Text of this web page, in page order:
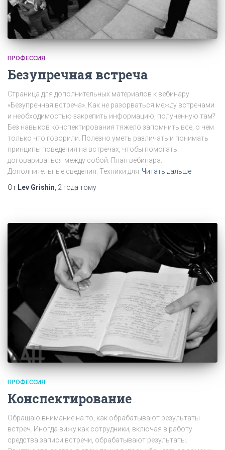
ПРОФЕССИЯ
Безупречная встреча
Страница для дополнительных материалов к вебинару
«Безупречная встреча». Как не разорваться между встречами
и необходимостью закрепить информацию, полученную там?
Без навыков конспектирования тяжело запомнить все, о чем
только что говорили. Полезно уметь различать и понимать
принципы поведения на встречах, чтобы помогать
договариваться между собой. План вебинара:
Дополнительные сведения: Техники для Читать дальше
От Lev Grishin 2 года тому
ПРОФЕССИЯ
Конспектирование
Обращаю внимание на то, как обрабатывают результаты
встреч. Иногда вижу как сотрудники, включая в работу
средства записи встречи, обрабатывают результаты.